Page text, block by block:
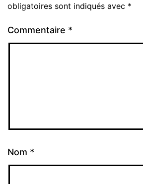
obligatoires sont indiqués avec *
Commentaire *
Nom *